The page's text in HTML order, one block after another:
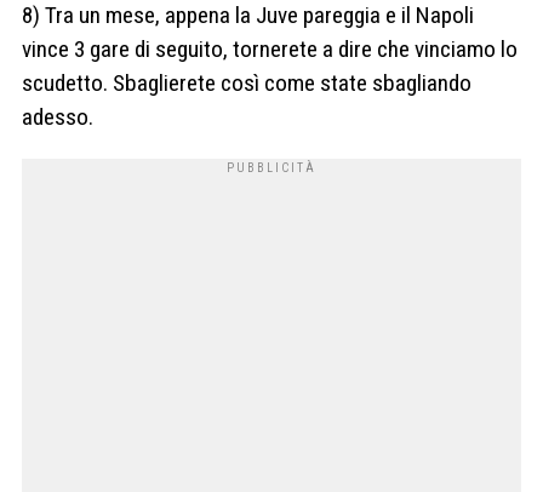
8) Tra un mese, appena la Juve pareggia e il Napoli
vince 3 gare di seguito, tornerete a dire che vinciamo lo
scudetto. Sbaglierete così come state sbagliando
adesso.